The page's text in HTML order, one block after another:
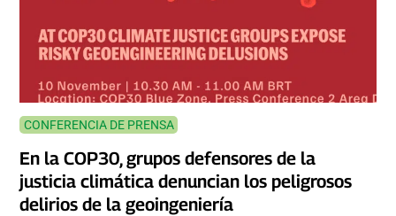
CONFERENCIA DE PRENSA
En la COP30, grupos defensores de la
justicia climática denuncian los peligrosos
delirios de la geoingeniería